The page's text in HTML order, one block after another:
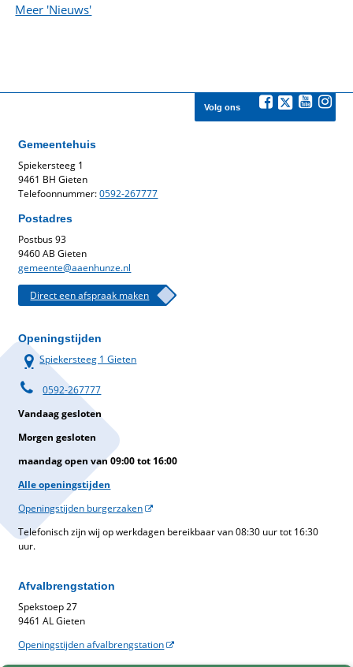
Meer 'Nieuws'
Volg ons
Gemeentehuis
Spiekersteeg 1
9461 BH Gieten
Telefoonnummer:0592-267777
Postadres
Postbus 93
9460 AB Gieten
gemeente@aaenhunze.nl
Direct een afspraak maken
Openingstijden
Spiekersteeg 1 Gieten
0592-267777
Vandaag gesloten
Morgen gesloten
maandag open van 09:00 tot 16:00
Alle openingstijden
Openingstijden burgerzaken
Telefonisch zijn wij op werkdagen bereikbaar van 08:30 uur tot 16:30
uur.
Afvalbrengstation
Spekstoep 27
9461 AL Gieten
Openingstijden afvalbrengstation